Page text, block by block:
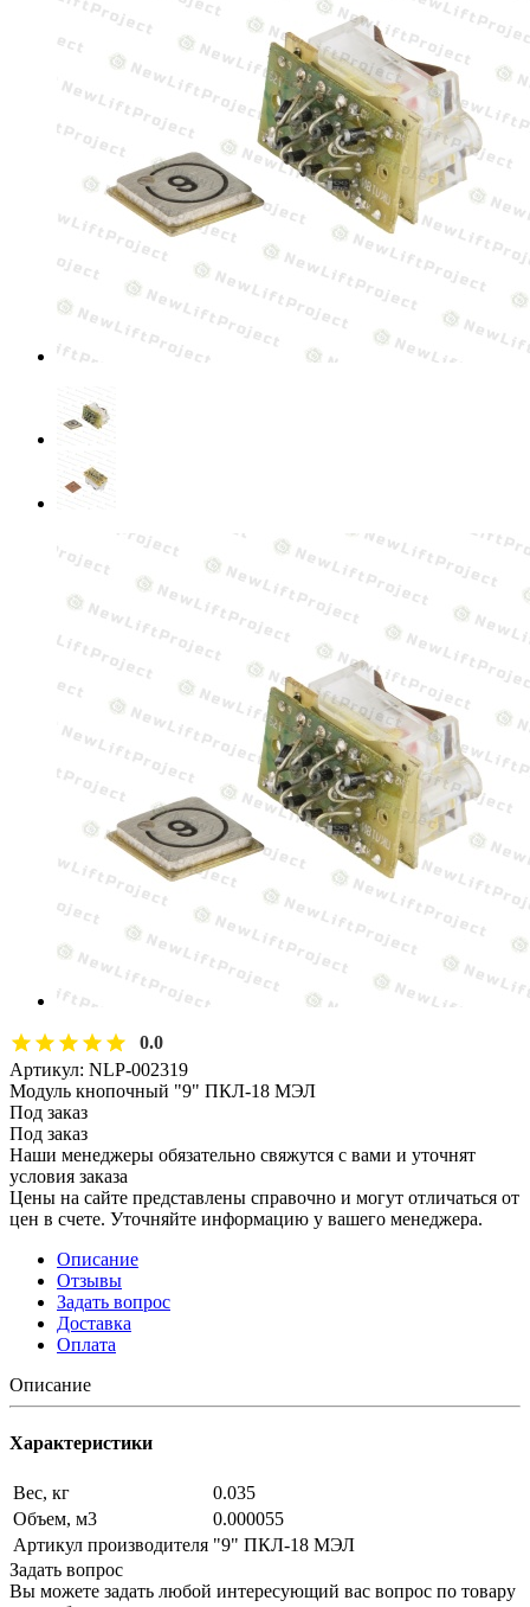
0.0
Артикул: NLP-002319
Модуль кнопочный "9" ПКЛ-18 МЭЛ
Под заказ
Под заказ
Наши менеджеры обязательно свяжутся с вами и уточнят
условия заказа
Цены на сайте представлены справочно и могут отличаться от
цен в счете. Уточняйте информацию у вашего менеджера.
Описание
Отзывы
Задать вопрос
Доставка
Оплата
Описание
Характеристики
Вес, кг
0.035
Объем, м3
0.000055
Артикул производителя "9" ПКЛ-18 МЭЛ
Задать вопрос
Вы можете задать любой интересующий вас вопрос по товару